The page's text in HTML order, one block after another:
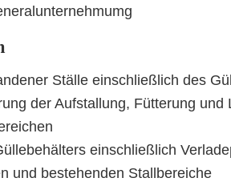
Ställe einschließlich des
der Aufstallung, Fütterung und
einschließlich
und bestehenden Stallbereiche